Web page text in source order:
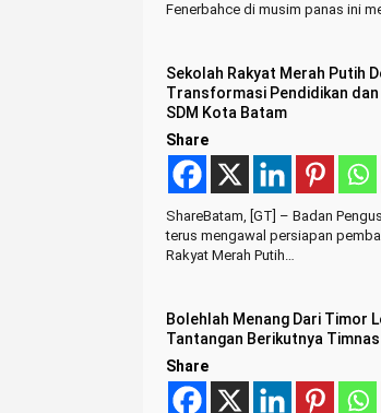
Fenerbahce di musim panas ini
Sekolah Rakyat Merah Putih
Transformasi Pendidikan dan
SDM Kota Batam
Share
ShareBatam, [GT] – Badan
terus mengawal persiapan
Rakyat Merah Putih…
Bolehlah Menang Dari Timor
Tantangan Berikutnya
Share